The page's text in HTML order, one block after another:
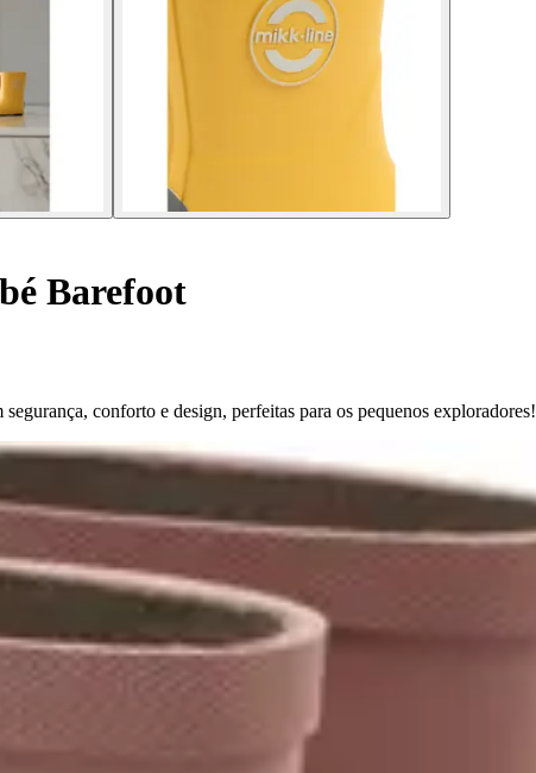
Barefoot
conforto e design, perfeitas para os pequenos exploradores!